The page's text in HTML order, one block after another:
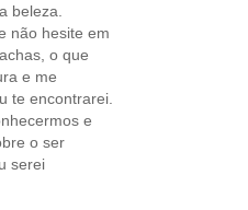
beleza.
não hesite em
o que
e me
te encontrarei.
e
o ser
serei